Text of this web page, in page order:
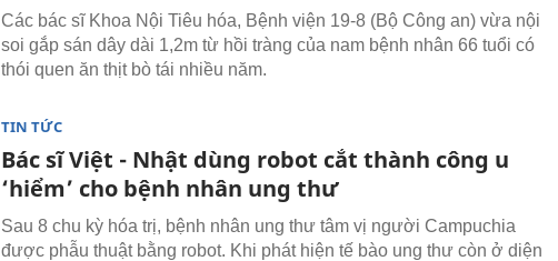
Các bác sĩ Khoa Nội Tiêu hóa, Bệnh viện 19-8 (Bộ Công an) vừa nội
soi gắp sán dây dài 1,2m từ hồi tràng của nam bệnh nhân 66 tuổi có
thói quen ăn thịt bò tái nhiều năm.
TIN TỨC
Bác sĩ Việt - Nhật dùng robot cắt thành công u
‘hiểm’ cho bệnh nhân ung thư
Sau 8 chu kỳ hóa trị, bệnh nhân ung thư tâm vị người Campuchia
được phẫu thuật bằng robot. Khi phát hiện tế bào ung thư còn ở diện